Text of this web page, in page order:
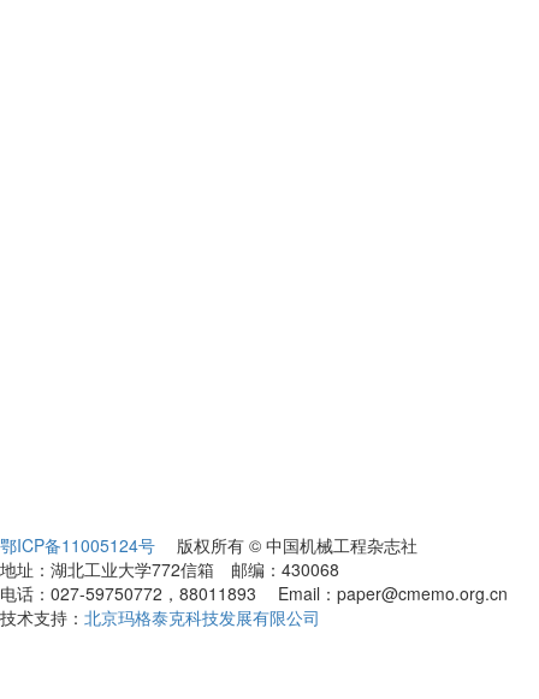
鄂ICP备11005124号 版权所有 © 中国机械工程杂志社
地址：湖北工业大学772信箱 邮编：430068
电话：027-59750772，88011893 Email：paper@cmemo.org.cn
技术支持： 北京玛格泰克科技发展有限公司